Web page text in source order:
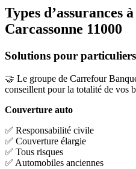
Types d’assurances
Carcassonne 11000
Solutions pour particuliers
🤝 Le groupe de Carrefour
conseillent pour la totalité de vos
Couverture auto
✅ Responsabilité civile
✅ Couverture élargie
✅ Tous risques
✅ Automobiles anciennes